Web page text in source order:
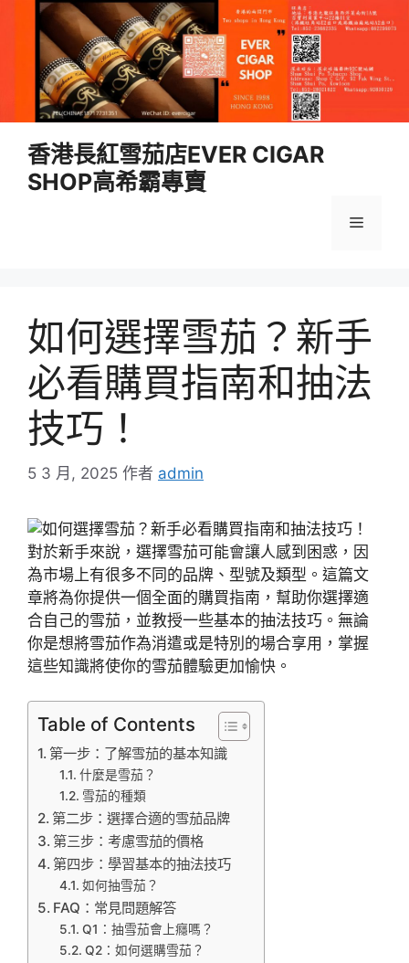
香港長紅雪茄店EVER CIGAR
SHOP高希霸專賣
選
如何選擇雪茄？新手
必看購買指南和抽法
技巧！
5 3 月, 2025 作者 admin
對於新手來說，選擇雪茄可能會讓人感到困惑，因
為市場上有很多不同的品牌、型號及類型。這篇文
章將為你提供一個全面的購買指南，幫助你選擇適
合自己的雪茄，並教授一些基本的抽法技巧。無論
你是想將雪茄作為消遣或是特別的場合享用，掌握
這些知識將使你的雪茄體驗更加愉快。
Table of Contents
第一步：了解雪茄的基本知識
什麼是雪茄？
雪茄的種類
第二步：選擇合適的雪茄品牌
第三步：考慮雪茄的價格
第四步：學習基本的抽法技巧
如何抽雪茄？
FAQ：常見問題解答
Q1：抽雪茄會上癮嗎？
Q2：如何選購雪茄？